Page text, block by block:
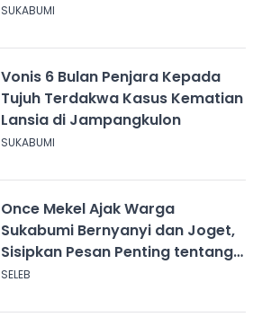
SUKABUMI
Vonis 6 Bulan Penjara Kepada
Tujuh Terdakwa Kasus Kematian
Lansia di Jampangkulon
SUKABUMI
Once Mekel Ajak Warga
Sukabumi Bernyanyi dan Joget,
Sisipkan Pesan Penting tentang
ASI
SELEB